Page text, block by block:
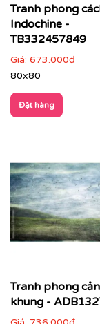
Phòng ngủ
gam màu
Tranh phong
Indochine -
TB332457849
Giá: 673.000đ
80x80
Đặt hàng
Tranh phong
khung -